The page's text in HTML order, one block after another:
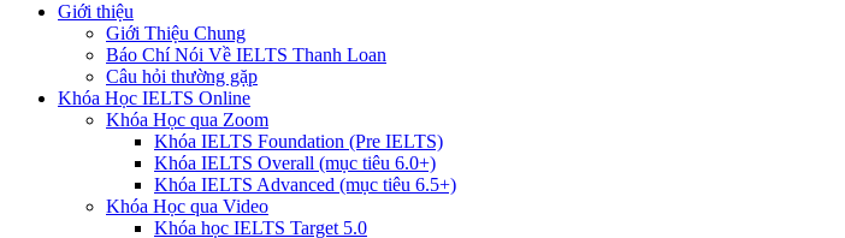
Giới thiệu
Giới Thiệu Chung
Báo Chí Nói Về IELTS Thanh Loan
Câu hỏi thường gặp
Khóa Học IELTS Online
Khóa Học qua Zoom
Khóa IELTS Foundation (Pre IELTS)
Khóa IELTS Overall (mục tiêu 6.0+)
Khóa IELTS Advanced (mục tiêu 6.5+)
Khóa Học qua Video
Khóa học IELTS Target 5.0